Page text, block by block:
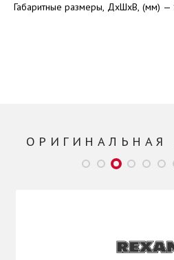
Габаритные размеры, ДхШхВ, (мм) —
ОРИГИНАЛЬНАЯ